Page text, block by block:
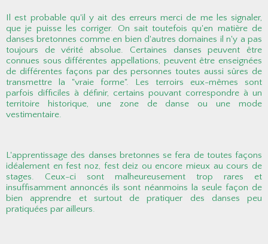
Il est probable qu'il y ait des erreurs merci de me les signaler,
que je puisse les corriger. On sait toutefois qu'en matière de
danses bretonnes comme en bien d'autres domaines il n'y a pas
toujours de vérité absolue. Certaines danses peuvent être
connues sous différentes appellations, peuvent être enseignées
de différentes façons par des personnes toutes aussi sûres de
transmettre la "vraie forme". Les terroirs eux-mêmes sont
parfois difficiles à définir, certains pouvant correspondre à un
territoire historique, une zone de danse ou une mode
vestimentaire.
L'apprentissage des danses bretonnes se fera de toutes façons
idéalement en fest noz, fest deiz ou encore mieux au cours de
stages. Ceux-ci sont malheureusement trop rares et
insuffisamment annoncés ils sont néanmoins la seule façon de
bien apprendre et surtout de pratiquer des danses peu
pratiquées par ailleurs.